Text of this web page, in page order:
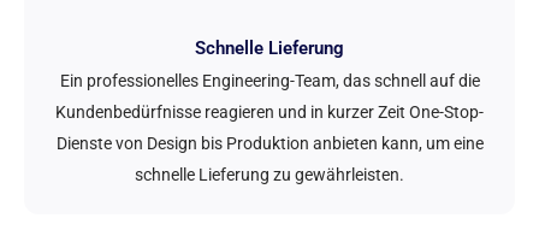
Schnelle Lieferung
Ein professionelles Engineering-Team, das schnell auf die
Kundenbedürfnisse reagieren und in kurzer Zeit One-Stop-
Dienste von Design bis Produktion anbieten kann, um eine
schnelle Lieferung zu gewährleisten.